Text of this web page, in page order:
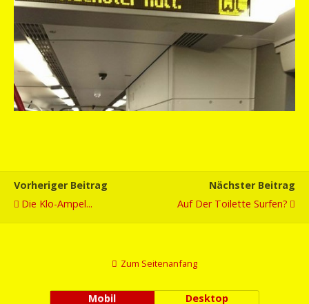
Vorheriger Beitrag
Die Klo-Ampel...
Nächster Beitrag
Auf Der Toilette Surfen?
Zum Seitenanfang
Mobil Desktop